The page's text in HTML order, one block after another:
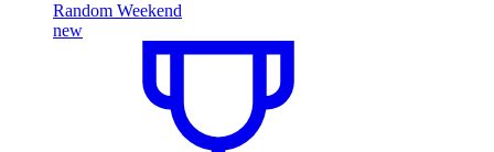
Random Weekend
new